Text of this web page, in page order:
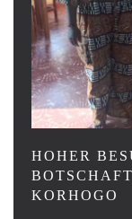
HOHER
KORHOGO